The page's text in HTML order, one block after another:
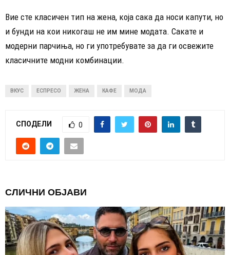
Вие сте класичен тип на жена, која сака да носи капути, но
и бунди на кои никогаш не им мине модата. Сакате и
модерни парчиња, но ги употребувате за да ги освежите
класичните модни комбинации.
ВКУС ЕСПРЕСО ЖЕНА КАФЕ МОДА
СПОДЕЛИ 0
СЛИЧНИ ОБЈАВИ